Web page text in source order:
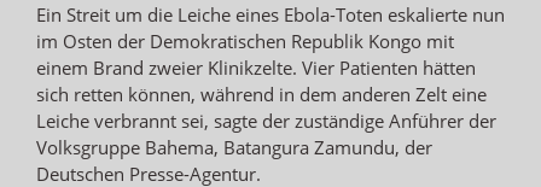
Ein Streit um die Leiche eines Ebola-Toten eskalierte nun
im Osten der Demokratischen Republik Kongo mit
einem Brand zweier Klinikzelte. Vier Patienten hätten
sich retten können, während in dem anderen Zelt eine
Leiche verbrannt sei, sagte der zuständige Anführer der
Volksgruppe Bahema, Batangura Zamundu, der
Deutschen Presse-Agentur.